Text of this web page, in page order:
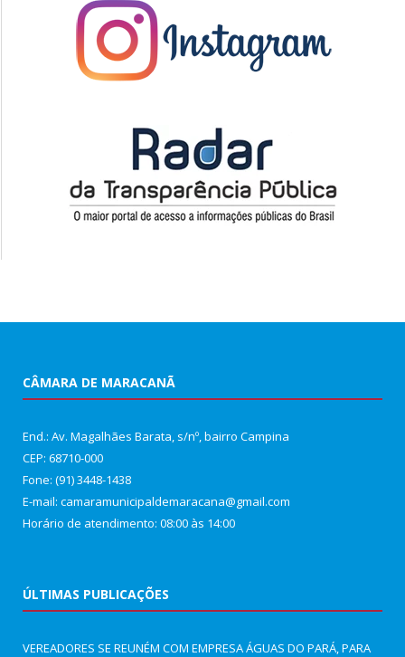
CÂMARA DE MARACANÃ
End.: Av. Magalhães Barata, s/nº, bairro Campina
CEP: 68710-000
Fone: (91) 3448-1438
E-mail: camaramunicipaldemaracana@gmail.com
Horário de atendimento: 08:00 às 14:00
ÚLTIMAS PUBLICAÇÕES
VEREADORES SE REUNÉM COM EMPRESA ÁGUAS DO PARÁ, PARA